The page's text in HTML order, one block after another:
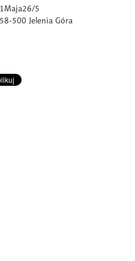
1Maja26/5
58-500 Jelenia Góra